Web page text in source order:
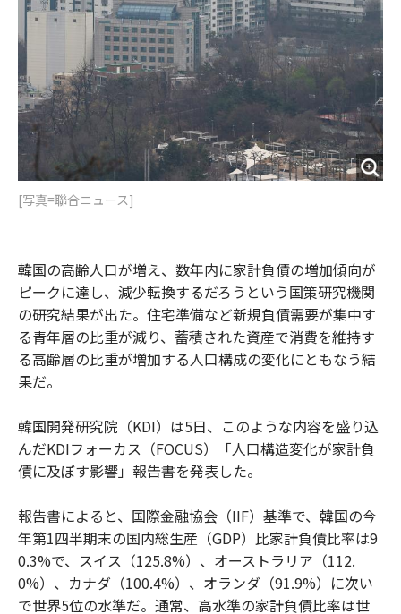
[写真=聯合ニュース]
韓国の高齢人口が増え、数年内に家計負債の増加傾向が
ピークに達し、減少転換するだろうという国策研究機関
の研究結果が出た。住宅準備など新規負債需要が集中す
る青年層の比重が減り、蓄積された資産で消費を維持す
る高齢層の比重が増加する人口構成の変化にともなう結
果だ。
韓国開発研究院（KDI）は5日、このような内容を盛り込
んだKDIフォーカス（FOCUS）「人口構造変化が家計負
債に及ぼす影響」報告書を発表した。
報告書によると、国際金融協会（IIF）基準で、韓国の今
年第1四半期末の国内総生産（GDP）比家計負債比率は9
0.3%で、スイス（125.8%）、オーストラリア（112.
0%）、カナダ（100.4%）、オランダ（91.9%）に次い
で世界5位の水準だ。通常、高水準の家計負債比率は世